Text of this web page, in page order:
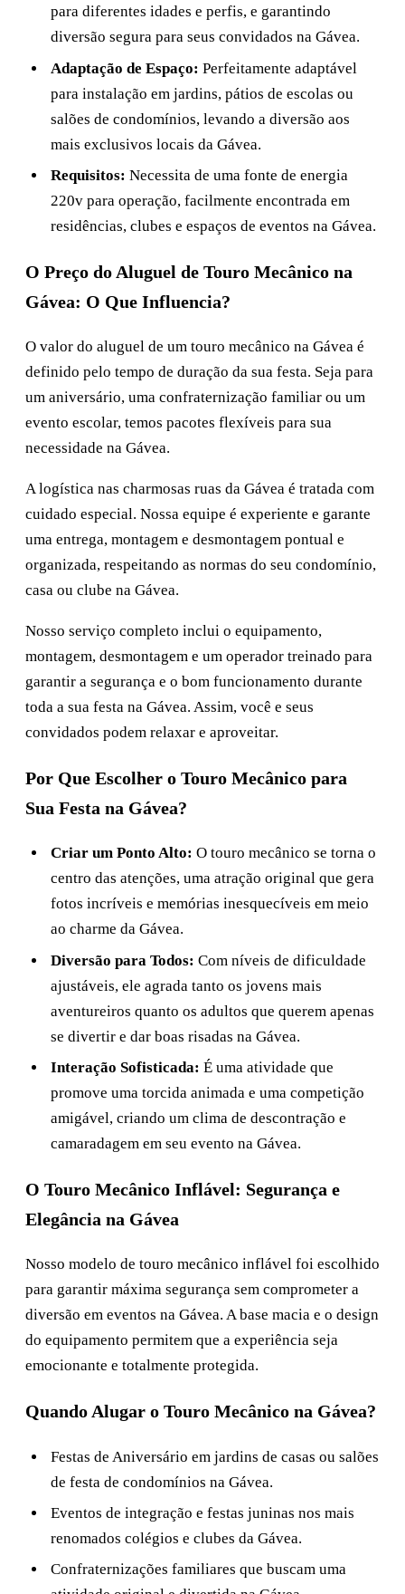
para diferentes idades e perfis, e garantindo
diversão segura para seus convidados na Gávea.
Adaptação de Espaço: Perfeitamente adaptável
para instalação em jardins, pátios de escolas ou
salões de condomínios, levando a diversão aos
mais exclusivos locais da Gávea.
Requisitos: Necessita de uma fonte de energia
220v para operação, facilmente encontrada em
residências, clubes e espaços de eventos na Gávea.
O Preço do Aluguel de Touro Mecânico na
Gávea: O Que Influencia?
O valor do aluguel de um touro mecânico na Gávea é
definido pelo tempo de duração da sua festa. Seja para
um aniversário, uma confraternização familiar ou um
evento escolar, temos pacotes flexíveis para sua
necessidade na Gávea.
A logística nas charmosas ruas da Gávea é tratada com
cuidado especial. Nossa equipe é experiente e garante
uma entrega, montagem e desmontagem pontual e
organizada, respeitando as normas do seu condomínio,
casa ou clube na Gávea.
Nosso serviço completo inclui o equipamento,
montagem, desmontagem e um operador treinado para
garantir a segurança e o bom funcionamento durante
toda a sua festa na Gávea. Assim, você e seus
convidados podem relaxar e aproveitar.
Por Que Escolher o Touro Mecânico para
Sua Festa na Gávea?
Criar um Ponto Alto: O touro mecânico se torna o
centro das atenções, uma atração original que gera
fotos incríveis e memórias inesquecíveis em meio
ao charme da Gávea.
Diversão para Todos: Com níveis de dificuldade
ajustáveis, ele agrada tanto os jovens mais
aventureiros quanto os adultos que querem apenas
se divertir e dar boas risadas na Gávea.
Interação Sofisticada: É uma atividade que
promove uma torcida animada e uma competição
amigável, criando um clima de descontração e
camaradagem em seu evento na Gávea.
O Touro Mecânico Inflável: Segurança e
Elegância na Gávea
Nosso modelo de touro mecânico inflável foi escolhido
para garantir máxima segurança sem comprometer a
diversão em eventos na Gávea. A base macia e o design
do equipamento permitem que a experiência seja
emocionante e totalmente protegida.
Quando Alugar o Touro Mecânico na Gávea?
Festas de Aniversário em jardins de casas ou salões
de festa de condomínios na Gávea.
Eventos de integração e festas juninas nos mais
renomados colégios e clubes da Gávea.
Confraternizações familiares que buscam uma